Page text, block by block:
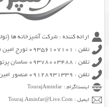
ارائه کننده : شرکت آشپزخانه ها
تلفن : 09356107101 تورج امین فر
تلفن : 09378003488 ساسان پرتو
تلفن : 09128931339 منصور امین فر
اینستاگرام : TourajAminfar
ایمیل : Touraj.Aminfar@Live.Com